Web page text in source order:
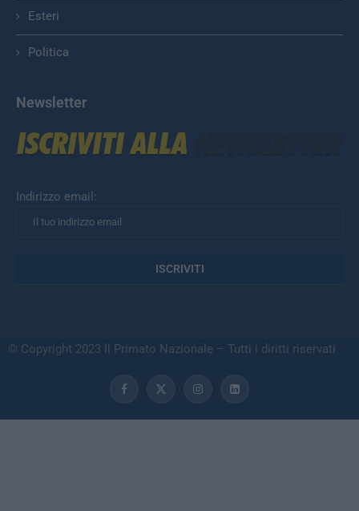
Esteri
Politica
Newsletter
Indirizzo email:
© Copyright 2023 Il Primato Nazionale – Tutti i diritti riservati